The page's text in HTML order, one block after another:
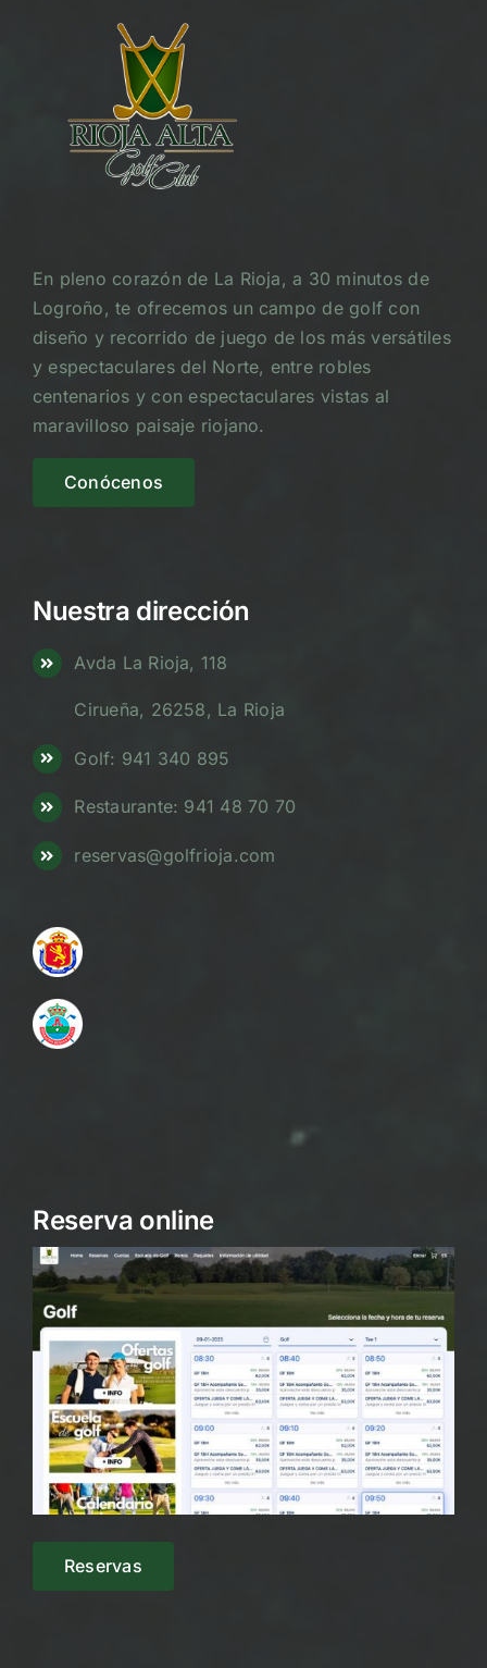
En pleno corazón de La Rioja, a 30 minutos de
Logroño, te ofrecemos un campo de golf con
diseño y recorrido de juego de los más versátiles
y espectaculares del Norte, entre robles
centenarios y con espectaculares vistas al
maravilloso paisaje riojano.
Conócenos
Nuestra dirección
Avda La Rioja, 118
Cirueña, 26258, La Rioja
Golf: 941 340 895
Restaurante: 941 48 70 70
reservas@golfrioja.com
Reserva online
Reservas